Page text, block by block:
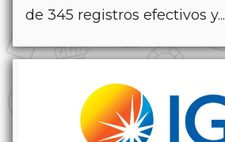
de 345 registros efectivos y...